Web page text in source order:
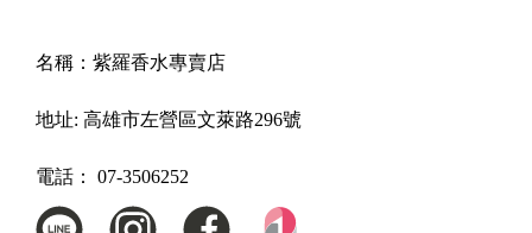
名稱： 紫羅香水專賣店
地址: 高雄市左營區文萊路296號
電話： 07-3506252